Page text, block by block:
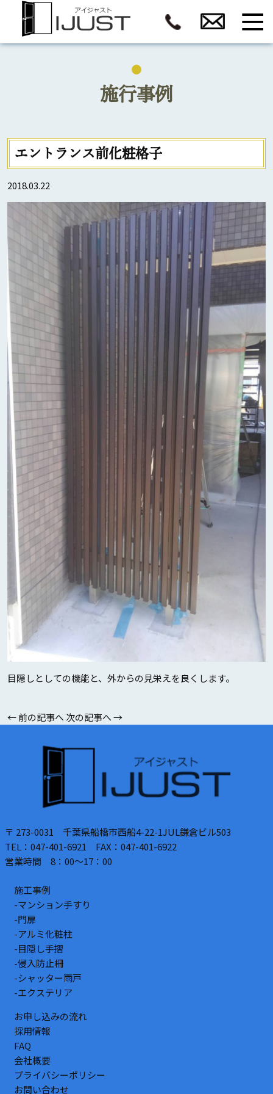
施行事例
エントランス前化粧格子
2018.03.22
目隠しとしての機能と、外からの見栄えを良くします。
←前の記事へ 次の記事へ→
〒 273-0031 千葉県船橋市西船4-22-1JUL鎌倉ビル503
TEL：047-401-6921 FAX：047-401-6922
営業時間 8：00～17：00
施工事例
-マンション手すり
-門扉
-アルミ化粧柱
-目隠し手摺
-侵入防止柵
-シャッター雨戸
-エクステリア
お申し込みの流れ
採用情報
FAQ
会社概要
プライバシーポリシー
お問い合わせ